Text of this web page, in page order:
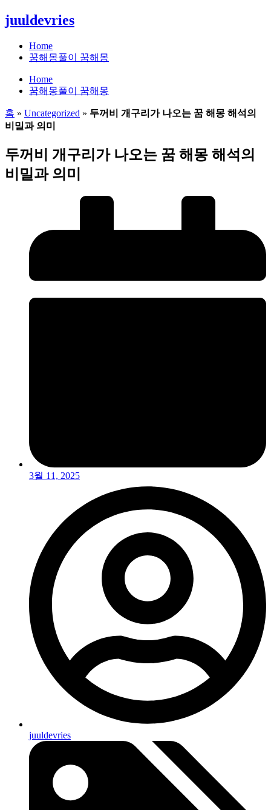
콘
텐
juuldevries
Home
꿈해몽풀이 꿈해몽
Home
꿈해몽풀이 꿈해몽
홈 » Uncategorized » 두꺼비 개구리가 나오는 꿈 해몽 해석의
비밀과 의미
두꺼비 개구리가 나오는 꿈 해몽 해석의
비밀과 의미
3월 11, 2025
juuldevries